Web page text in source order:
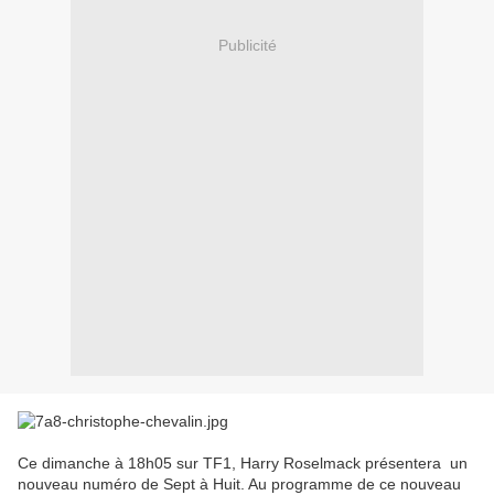
Publicité
Ce dimanche à 18h05 sur TF1, Harry Roselmack présentera un
nouveau numéro de Sept à Huit. Au programme de ce nouveau